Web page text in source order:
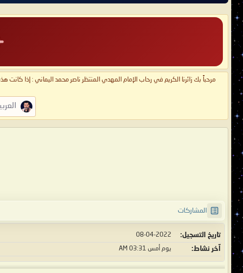
مرحباً بك زائرنا الكريم في رحاب الإمام المهدي المنتظر ناصر محمد اليماني : إذا كانت
المشاركات
تاريخ التسجيل 08-04-2022
آخر نشاط يوم أمس 03:31 AM